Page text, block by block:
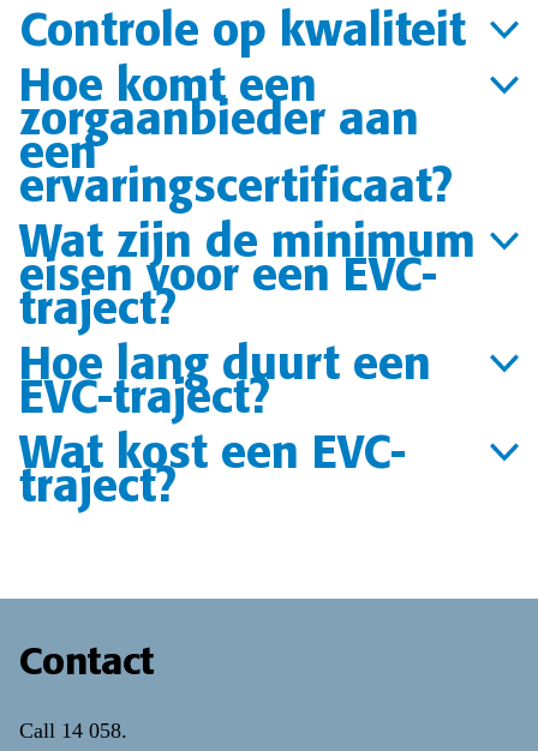
Controle op kwaliteit
Hoe komt een
zorgaanbieder aan
een
ervaringscertificaat?
Wat zijn de minimum
eisen voor een EVC-
traject?
Hoe lang duurt een
EVC-traject?
Wat kost een EVC-
traject?
Contact
Call 14 058.